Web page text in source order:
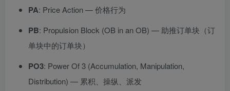
PA: Price Action — 价格行为
PB: Propulsion Block (OB in an OB) — 助推订单块（订
单块中的订单块）
PO3: Power Of 3 (Accumulation, Manipulation,
Distribution) — 累积、操纵、派发